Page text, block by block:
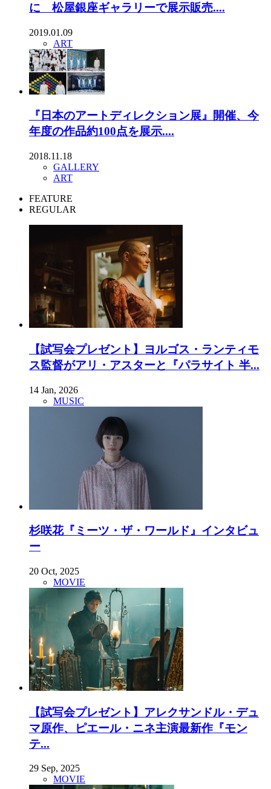
に 松屋銀座ギャラリーで展示販売....
2019.01.09
ART
『日本のアートディレクション展』開催、今
年度の作品約100点を展示....
2018.11.18
GALLERY
ART
FEATURE
REGULAR
【試写会プレゼント】ヨルゴス・ランティモ
ス監督がアリ・アスターと『パラサイト 半...
14 Jan, 2026
MUSIC
杉咲花『ミーツ・ザ・ワールド』インタビュ
ー
20 Oct, 2025
MOVIE
【試写会プレゼント】アレクサンドル・デュ
マ原作、ピエール・ニネ主演最新作『モン
テ...
29 Sep, 2025
MOVIE